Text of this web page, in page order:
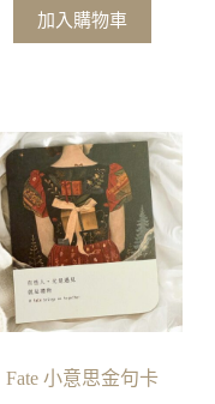
加入購物車
Fate 小意思金句卡